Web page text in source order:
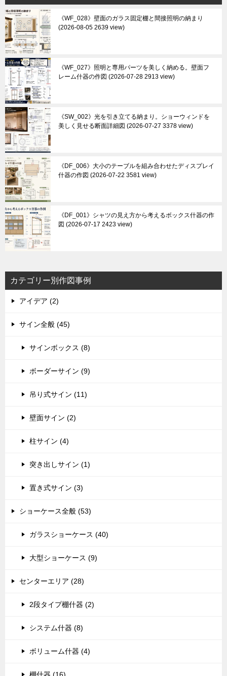
《WF_028》壁面のガラス固定棚と間接照明の納まり
2026-08-05 2639 view
《WF_027》照明と専用パーツを美しく納める。壁面フ
レーム什器の作図
2026-07-28 2913 view
《SW_002》光を引き立てる納まり。ショーウィンドを
美しく見せる断面詳細図
2026-07-27 3378 view
《DF_006》大小のテーブルを組み合わせたディスプレイ
什器の作図
2026-07-22 3581 view
《DF_001》シャツの見え方から考えるボックス什器の作
図
2026-07-17 2423 view
カテゴリー別作図事例
アイデア (2)
サイン全般 (45)
サインボックス (8)
ボーダーサイン (9)
吊り式サイン (11)
壁面サイン (2)
柱サイン (4)
突き出しサイン (1)
置き式サイン (3)
ショーケース全般 (53)
ガラスショーケース (40)
大型ショーケース (9)
センターエリア (28)
2段タイプ棚什器 (2)
システム什器 (8)
ボリューム什器 (4)